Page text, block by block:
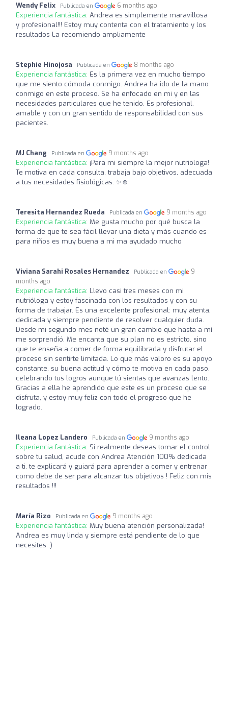
Wendy Felix Publicada en 6 months ago
Experiencia fantástica: Andrea es simplemente maravillosa
y profesional!!! Estoy muy contenta con el tratamiento y los
resultados La recomiendo ampliamente
Stephie Hinojosa Publicada en 8 months ago
Experiencia fantástica: Es la primera vez en mucho tiempo
que me siento cómoda conmigo. Andrea ha ido de la mano
conmigo en este proceso. Se ha enfocado en mi y en las
necesidades particulares que he tenido. Es profesional,
amable y con un gran sentido de responsabilidad con sus
pacientes.
MJ Chang Publicada en 9 months ago
Experiencia fantástica: ¡Para mi siempre la mejor nutriologa!
Te motiva en cada consulta, trabaja bajo objetivos, adecuada
a tus necesidades fisiológicas. ✨️☺️
Teresita Hernandez Rueda Publicada en 9 months ago
Experiencia fantástica: Me gusta mucho por qué busca la
forma de que te sea fácil llevar una dieta y más cuando es
para niños es muy buena a mi ma ayudado mucho
Viviana Sarahi Rosales Hernandez Publicada en
9
months ago
Experiencia fantástica: Llevo casi tres meses con mi
nutrióloga y estoy fascinada con los resultados y con su
forma de trabajar. Es una excelente profesional: muy atenta,
dedicada y siempre pendiente de resolver cualquier duda.
Desde mi segundo mes noté un gran cambio que hasta a mí
me sorprendió. Me encanta que su plan no es estricto, sino
que te enseña a comer de forma equilibrada y disfrutar el
proceso sin sentirte limitada. Lo que más valoro es su apoyo
constante, su buena actitud y cómo te motiva en cada paso,
celebrando tus logros aunque tú sientas que avanzas lento.
Gracias a ella he aprendido que este es un proceso que se
disfruta, y estoy muy feliz con todo el progreso que he
logrado.
Ileana Lopez Landero Publicada en 9 months ago
Experiencia fantástica: Si realmente deseas tomar el control
sobre tu salud, acude con Andrea Atención 100% dedicada
a ti, te explicará y guiará para aprender a comer y entrenar
como debe de ser para alcanzar tus objetivos ! Feliz con mis
resultados !!!
María Rizo Publicada en 9 months ago
Experiencia fantástica: Muy buena atención personalizada!
Andrea es muy linda y siempre está pendiente de lo que
necesites :)